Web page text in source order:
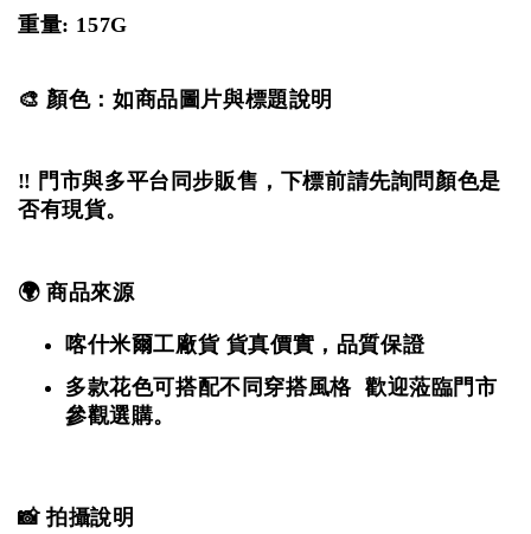
重量: 157G
🎨 顏色：如商品圖片與標題說明
‼️ 門市與多平台同步販售，下標前請先詢問顏色是
否有現貨。
🌍 商品來源
喀什米爾工廠貨 貨真價實，品質保證
多款花色可搭配不同穿搭風格 歡迎蒞臨門市
參觀選購。
📸 拍攝說明